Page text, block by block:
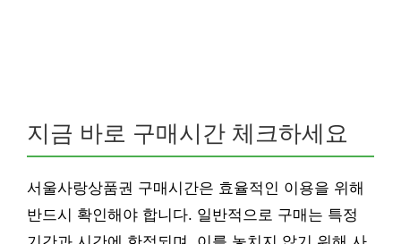
지금 바로 구매시간 체크하세요
서울사랑상품권 구매시간은 효율적인 이용을 위해
반드시 확인해야 합니다. 일반적으로 구매는 특정